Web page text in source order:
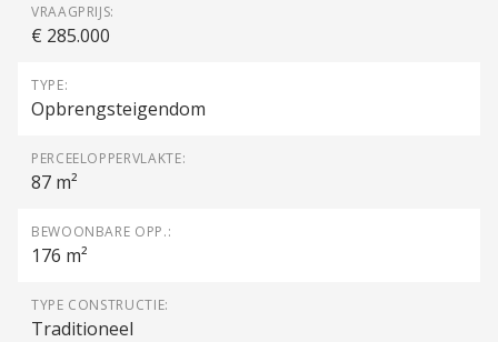
VRAAGPRIJS:
€ 285.000
TYPE:
Opbrengsteigendom
PERCEELOPPERVLAKTE:
87 m²
BEWOONBARE OPP.:
176 m²
TYPE CONSTRUCTIE:
Traditioneel